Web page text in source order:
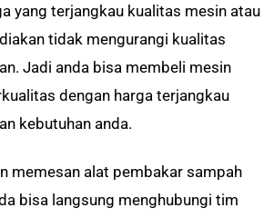
yang terjangkau kualitas mesin atau
tidak mengurangi kualitas
Jadi anda bisa membeli mesin
dengan harga terjangkau
kebutuhan anda.
memesan alat pembakar sampah
bisa langsung menghubungi tim